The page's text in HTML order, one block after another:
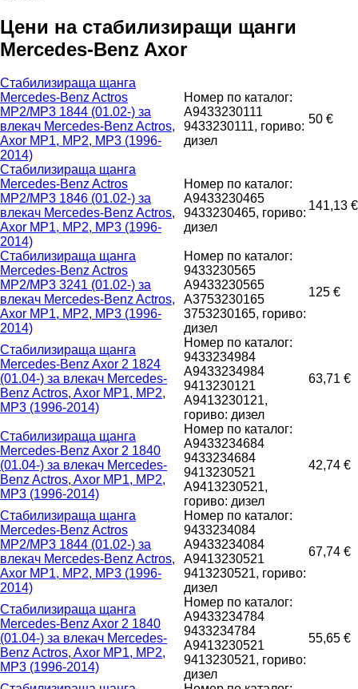
Цени на стабилизиращи щанги
Mercedes-Benz Axor
Стабилизираща щанга
Mercedes-Benz Actros
MP2/MP3 1844 (01.02-) за
влекач Mercedes-Benz Actros,
Axor MP1, MP2, MP3 (1996-
2014)
Номер по каталог:
A9433230111
9433230111, гориво:
дизел
50 €
Стабилизираща щанга
Mercedes-Benz Actros
MP2/MP3 1846 (01.02-) за
влекач Mercedes-Benz Actros,
Axor MP1, MP2, MP3 (1996-
2014)
Номер по каталог:
A9433230465
9433230465, гориво:
дизел
141,13 €
Стабилизираща щанга
Mercedes-Benz Actros
MP2/MP3 3241 (01.02-) за
влекач Mercedes-Benz Actros,
Axor MP1, MP2, MP3 (1996-
2014)
Номер по каталог:
9433230565
A9433230565
A3753230165
3753230165, гориво:
дизел
125 €
Стабилизираща щанга
Mercedes-Benz Axor 2 1824
(01.04-) за влекач Mercedes-
Benz Actros, Axor MP1, MP2,
MP3 (1996-2014)
Номер по каталог:
9433234984
A9433234984
9413230121
A9413230121,
гориво: дизел
63,71 €
Стабилизираща щанга
Mercedes-Benz Axor 2 1840
(01.04-) за влекач Mercedes-
Benz Actros, Axor MP1, MP2,
MP3 (1996-2014)
Номер по каталог:
A9433234684
9433234684
9413230521
A9413230521,
гориво: дизел
42,74 €
Стабилизираща щанга
Mercedes-Benz Actros
MP2/MP3 1844 (01.02-) за
влекач Mercedes-Benz Actros,
Axor MP1, MP2, MP3 (1996-
2014)
Номер по каталог:
9433234084
A9433234084
A9413230521
9413230521, гориво:
дизел
67,74 €
Стабилизираща щанга
Mercedes-Benz Axor 2 1840
(01.04-) за влекач Mercedes-
Benz Actros, Axor MP1, MP2,
MP3 (1996-2014)
Номер по каталог:
A9433234784
9433234784
A9413230521
9413230521, гориво:
дизел
55,65 €